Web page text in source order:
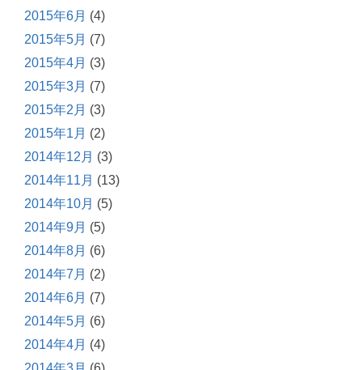
2015年6月 (4)
2015年5月 (7)
2015年4月 (3)
2015年3月 (7)
2015年2月 (3)
2015年1月 (2)
2014年12月 (3)
2014年11月 (13)
2014年10月 (5)
2014年9月 (5)
2014年8月 (6)
2014年7月 (2)
2014年6月 (7)
2014年5月 (6)
2014年4月 (4)